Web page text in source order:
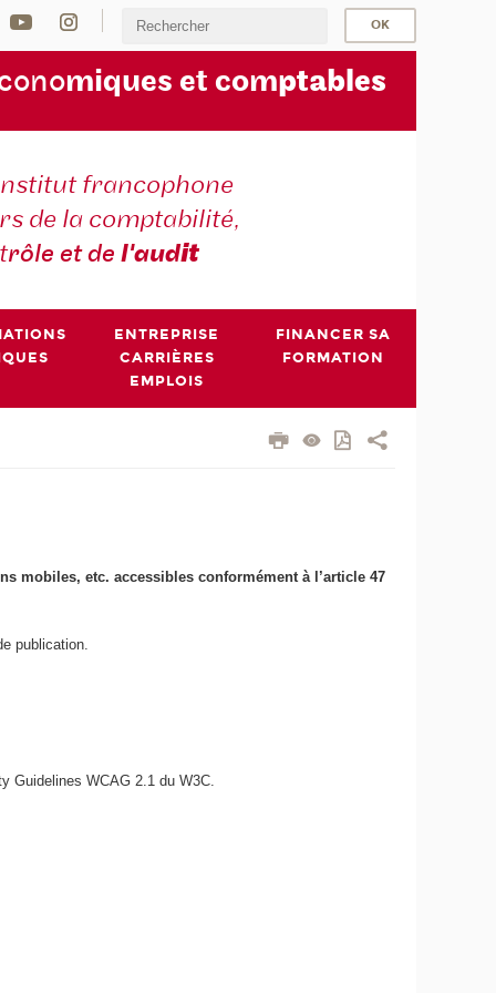
miques et comptables
francophone
de la comptabilité,
rôle et del'audit
ENTREPRISE
CARRIÈRES
EMPLOIS
FINANCER SA
FORMATION
mobiles, etc. accessibles conformément à l’article 47
publication.
Guidelines WCAG 2.1 du W3C.